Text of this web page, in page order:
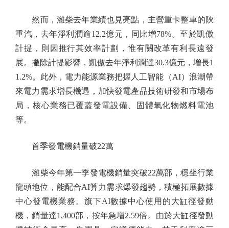
然而，濰柴去年業績也見亮點，主營重卡整車的陝
重汽，去年淨利潤逾12.2億元，同比增78%。至於凱傲
計提，則因推行其效率計劃，惟有關改革有利長遠發
展。撇除計提影響，凱傲去年淨利潤達30.3億元，增長1
1.2%。此外，電力能源業務把握人工智能（AI）浪潮帶
來電力需求增長機遇，加快發電產品技術研發和市場布
局，核心業務已覆蓋發電設備、固體氧化物燃料電池
等。
首季發電機銷量破22萬
濰柴今年第一季發電機銷量突破22萬部，穩坐行業
龍頭地位，能配合AI算力需求爆發趨勢，積極拓展數據
中心發電機業務。旗下AI數據中心使用的大缸徑發動
機，銷量達1,400部，按年急增2.59倍。由於大缸徑發動